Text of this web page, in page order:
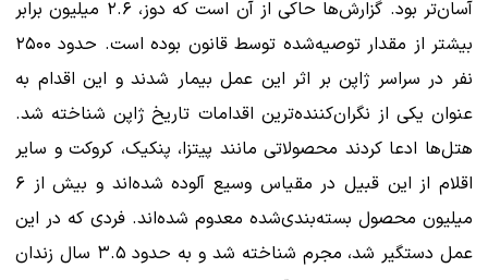
آسان‌تر بود. گزارش‌ها حاکی از آن است که دوز، ۲.۶ میلیون برابر
بیشتر از مقدار توصیه‌شده توسط قانون بوده است. حدود ۲۵۰۰
نفر در سراسر ژاپن بر اثر این عمل بیمار شدند و این اقدام به
عنوان یکی از نگران‌کننده‌ترین اقدامات تاریخ ژاپن شناخته شد.
هتل‌ها ادعا کردند محصولاتی مانند پیتزا، پنکیک، کروکت و سایر
اقلام از این قبیل در مقیاس وسیع آلوده شده‌اند و بیش از ۶
میلیون محصول بسته‌بندی‌شده معدوم شده‌اند. فردی که در این
عمل دستگیر شد، مجرم شناخته شد و به حدود ۳.۵ سال زندان